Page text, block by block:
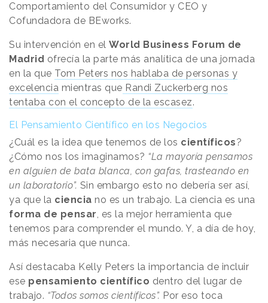
Comportamiento del Consumidor y CEO y
Cofundadora de BEworks.
Su intervención en el World Business Forum de
Madrid ofrecía la parte más analítica de una jornada
en la que Tom Peters nos hablaba de personas y
excelencia mientras que Randi Zuckerberg nos
tentaba con el concepto de la escasez.
El Pensamiento Científico en los Negocios
¿Cuál es la idea que tenemos de los científicos?
¿Cómo nos los imaginamos? “La mayoría pensamos
en alguien de bata blanca, con gafas, trasteando en
un laboratorio”. Sin embargo esto no debería ser así,
ya que la ciencia no es un trabajo. La ciencia es una
forma de pensar, es la mejor herramienta que
tenemos para comprender el mundo. Y, a día de hoy,
más necesaria que nunca.
Así destacaba Kelly Peters la importancia de incluir
ese pensamiento científico dentro del lugar de
trabajo. “Todos somos científicos”. Por eso toca